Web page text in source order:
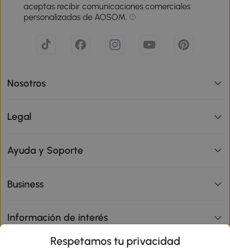
aceptas recibir comunicaciones comerciales
personalizadas de AOSOM.
Nosotros
Legal
Ayuda y Soporte
Business
Información de interés
Respetamos tu privacidad